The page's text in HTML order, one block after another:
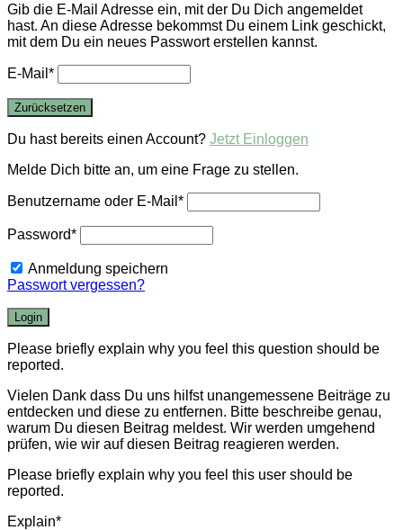
Gib die E-Mail Adresse ein, mit der Du Dich angemeldet
hast. An diese Adresse bekommst Du einem Link geschickt,
mit dem Du ein neues Passwort erstellen kannst.
E-Mail *
Du hast bereits einen Account? Jetzt Einloggen
Melde Dich bitte an, um eine Frage zu stellen.
Benutzername oder E-Mail *
Password*
Anmeldung speichern
Passwort vergessen?
Please briefly explain why you feel this question should be
reported.
Vielen Dank dass Du uns hilfst unangemessene Beiträge zu
entdecken und diese zu entfernen. Bitte beschreibe genau,
warum Du diesen Beitrag meldest. Wir werden umgehend
prüfen, wie wir auf diesen Beitrag reagieren werden.
Please briefly explain why you feel this user should be
reported.
Explain*